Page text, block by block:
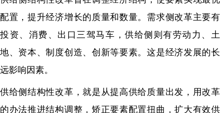
配置，提升经济增长的质量和数量。需求侧改革主要有
投资、消费、出口三驾马车，供给侧则有劳动力、土
地、资本、制度创造、创新等要素。这是经济发展的长
远影响因素。
供给侧结构性改革，就是从提高供给质量出发，用改革
的办法推进结构调整，矫正要素配置扭曲，扩大有效供